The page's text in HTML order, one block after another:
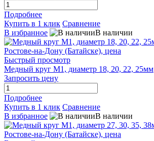
Подробнее
Купить в 1 клик Сравнение
В избранное
В наличии
Быстрый просмотр
Медный круг М1, диаметр 18, 20, 22, 25мм
Запросить цену
Подробнее
Купить в 1 клик Сравнение
В избранное
В наличии